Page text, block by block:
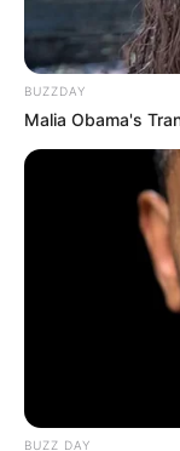
BUZZDAY
Malia Obama's
BUZZ DAY